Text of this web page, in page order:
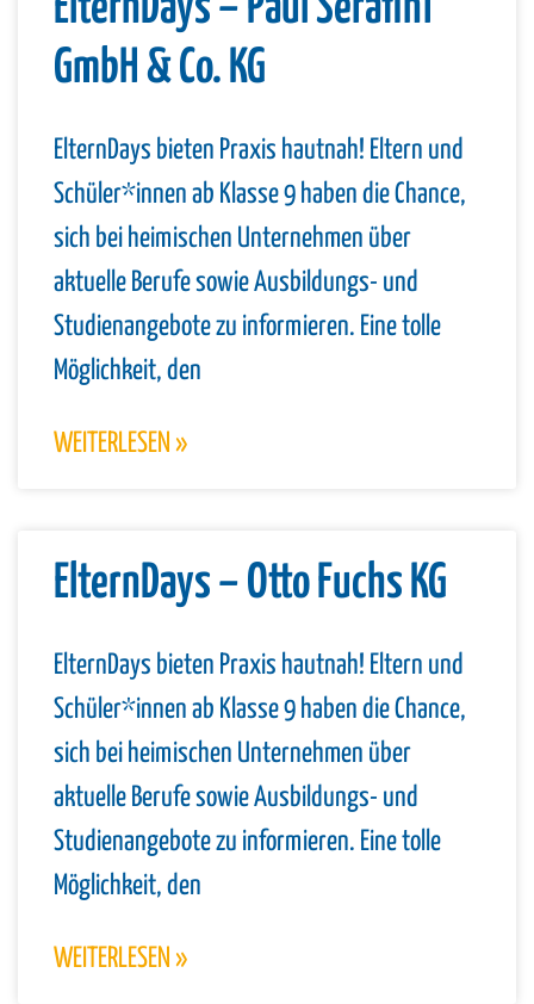
GmbH & Co. KG
ElternDays bieten Praxis hautnah! Eltern und
Schüler*innen ab Klasse 9 haben die Chance,
sich bei heimischen Unternehmen über
aktuelle Berufe sowie Ausbildungs- und
Studienangebote zu informieren. Eine tolle
Möglichkeit, den
WEITERLESEN »
ElternDays – Otto Fuchs KG
ElternDays bieten Praxis hautnah! Eltern und
Schüler*innen ab Klasse 9 haben die Chance,
sich bei heimischen Unternehmen über
aktuelle Berufe sowie Ausbildungs- und
Studienangebote zu informieren. Eine tolle
Möglichkeit, den
WEITERLESEN »